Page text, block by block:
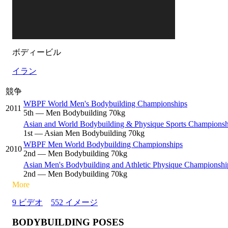
ボディービル
イラン
競争
2011
WBPF World Men's Bodybuilding Championships
5th — Men Bodybuilding 70kg
Asian and World Bodybuilding & Physique Sports
1st — Asian Men Bodybuilding 70kg
2010
WBPF Men World Bodybuilding Championships
2nd — Men Bodybuilding 70kg
Asian Men's Bodybuilding and Athletic Physique
2nd — Men Bodybuilding 70kg
More
9 ビデオ 552 イメージ
BODYBUILDING POSES